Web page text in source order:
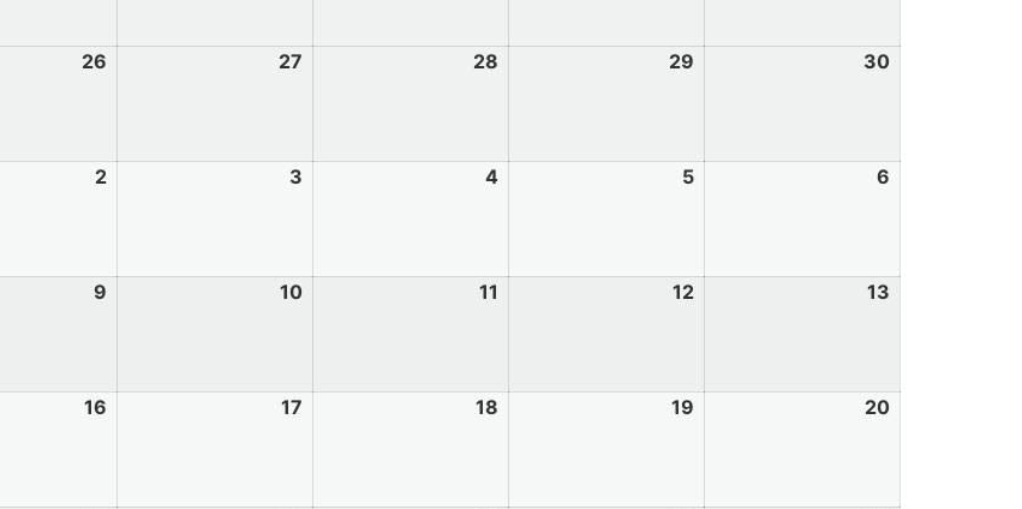
26 27 28 29 30
2 3 4 5 6
9 10 11 12 13
16 17 18 19 20